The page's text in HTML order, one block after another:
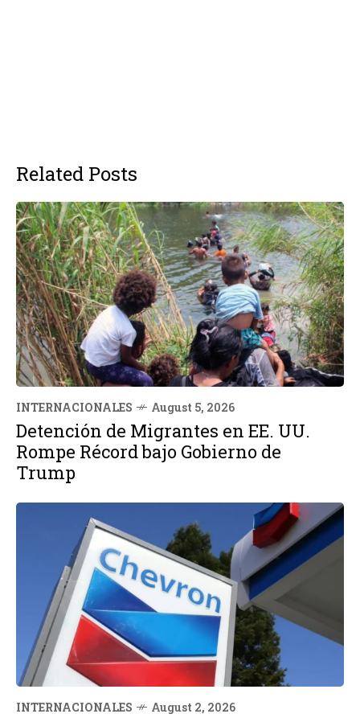
Related Posts
INTERNACIONALES August 5, 2026
Detención de Migrantes en EE. UU.
Rompe Récord bajo Gobierno de
Trump
INTERNACIONALES August 2, 2026